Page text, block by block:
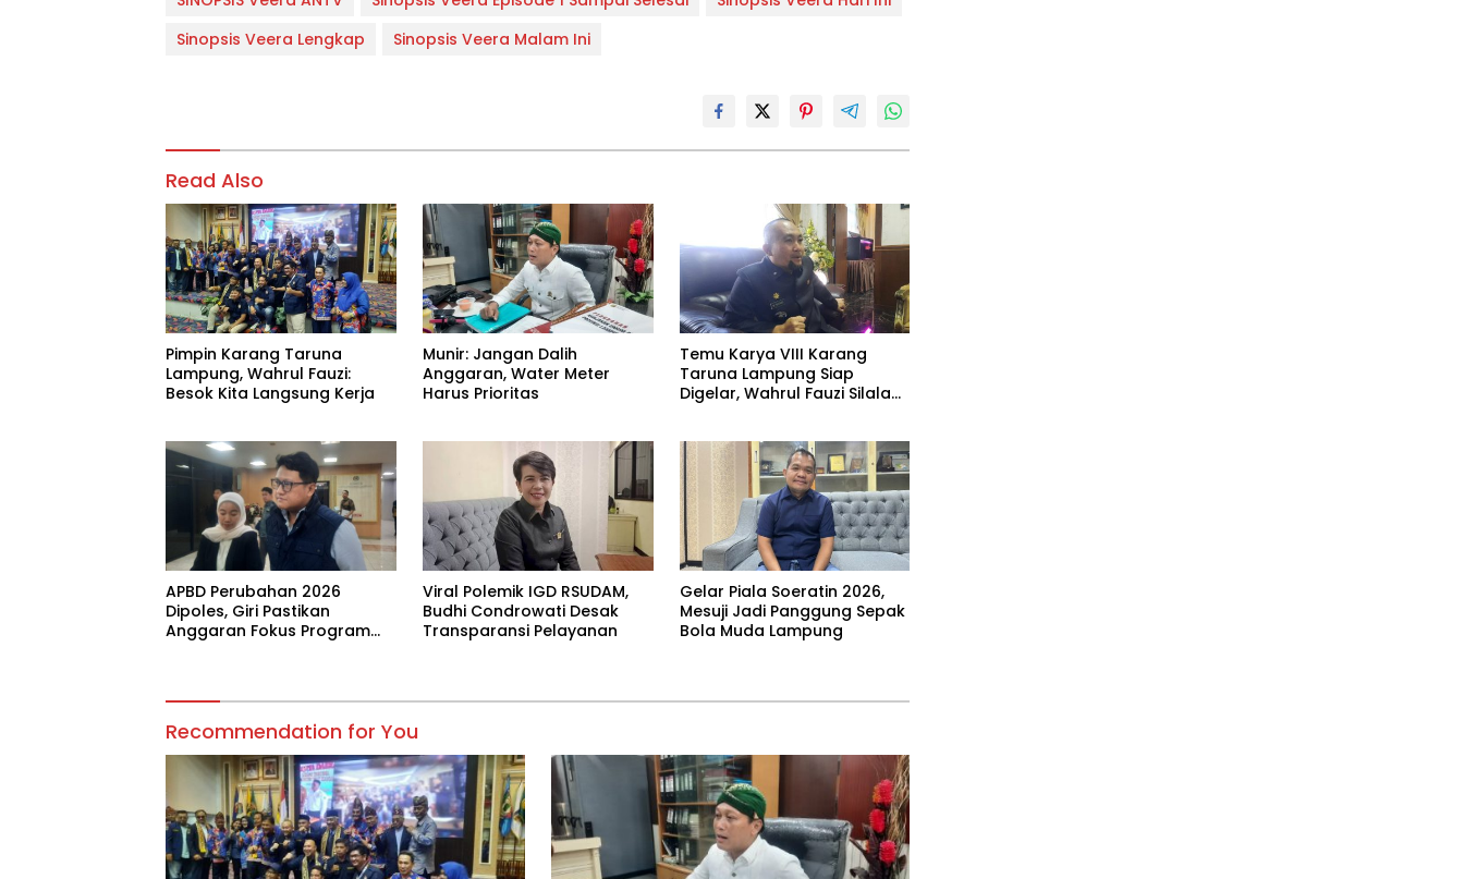
Sinopsis Veera Lengkap
Sinopsis Veera Malam Ini
Read Also
Pimpin Karang Taruna
Lampung, Wahrul Fauzi:
Besok Kita Langsung Kerja
Munir: Jangan Dalih
Anggaran, Water Meter
Harus Prioritas
Temu Karya VIII Karang
Taruna Lampung Siap
Digelar, Wahrul Fauzi Silalahi
APBD Perubahan 2026
Dipoles, Giri Pastikan
Anggaran Fokus Program
Viral Polemik IGD RSUDAM,
Budhi Condrowati Desak
Transparansi Pelayanan
Gelar Piala Soeratin 2026,
Mesuji Jadi Panggung Sepak
Bola Muda Lampung
Recommendation for You